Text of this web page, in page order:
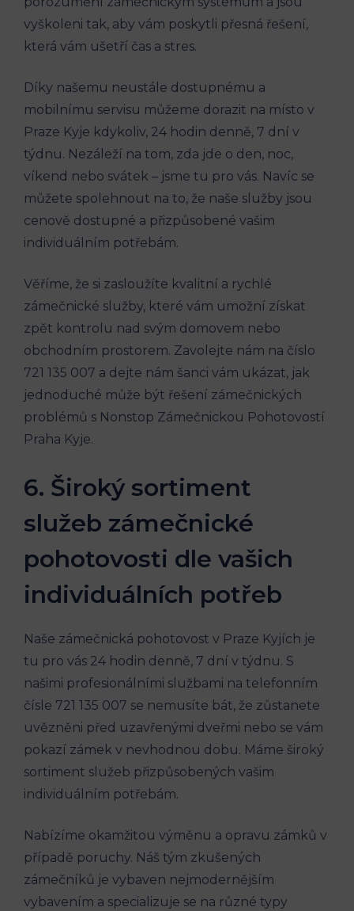
vyškoleni tak, aby vám poskytli přesná řešení,
která vám ušetří čas a stres.
Díky našemu neustále dostupnému a
mobilnímu servisu můžeme dorazit na místo v
Praze Kyje kdykoliv, 24 hodin denně, 7 dní v
týdnu. Nezáleží na tom, zda jde o den, noc,
víkend nebo svátek – jsme tu pro vás. Navíc se
můžete spolehnout na to, že naše služby jsou
cenově dostupné a přizpůsobené vašim
individuálním potřebám.
Věříme, že si zasloužíte kvalitní a rychlé
zámečnické služby, které vám umožní získat
zpět kontrolu nad svým domovem nebo
obchodním prostorem. Zavolejte nám na číslo
721 135 007 a dejte nám šanci vám ukázat, jak
jednoduché může být řešení zámečnických
problémů s Nonstop Zámečnickou Pohotovostí
Praha Kyje.
6. Široký sortiment
služeb zámečnické
pohotovosti dle vašich
individuálních potřeb
Naše zámečnická pohotovost v Praze Kyjích je
tu pro vás 24 hodin denně, 7 dní v týdnu. S
našimi profesionálními službami na telefonním
čísle 721 135 007 se nemusíte bát, že zůstanete
uvězněni před uzavřenými dveřmi nebo se vám
pokazí zámek v nevhodnou dobu. Máme široký
sortiment služeb přizpůsobených vašim
individuálním potřebám.
Nabízíme okamžitou výměnu a opravu zámků v
případě poruchy. Náš tým zkušených
zámečníků je vybaven nejmodernějším
vybavením a specializuje se na různé typy